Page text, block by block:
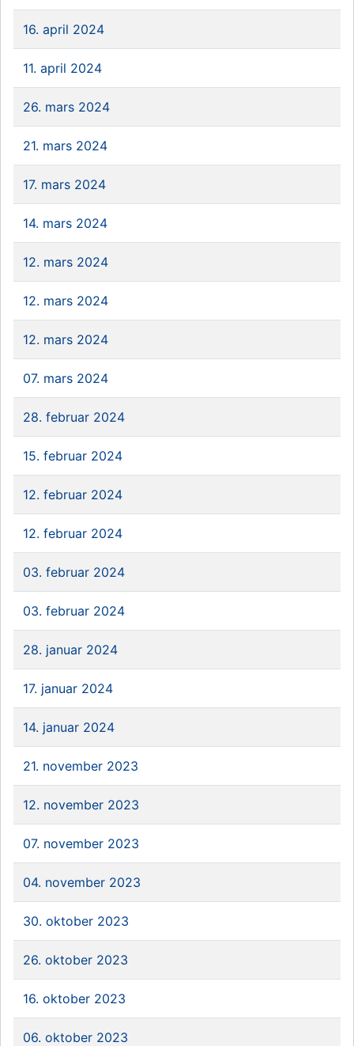
16. april 2024
11. april 2024
26. mars 2024
21. mars 2024
17. mars 2024
14. mars 2024
12. mars 2024
12. mars 2024
12. mars 2024
07. mars 2024
28. februar 2024
15. februar 2024
12. februar 2024
12. februar 2024
03. februar 2024
03. februar 2024
28. januar 2024
17. januar 2024
14. januar 2024
21. november 2023
12. november 2023
07. november 2023
04. november 2023
30. oktober 2023
26. oktober 2023
16. oktober 2023
06. oktober 2023